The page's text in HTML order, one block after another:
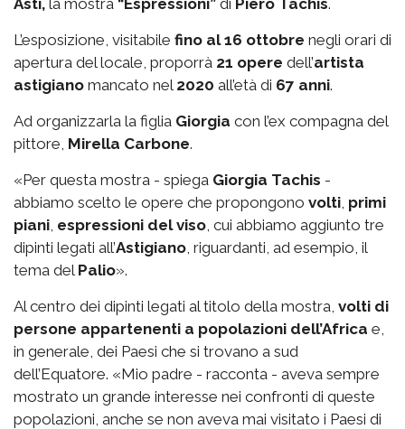
L’esposizione, visitabile fino al 16 ottobre negli orari di
apertura del locale, proporrà 21 opere dell’artista
astigiano mancato nel 2020 all’età di 67 anni.
Ad organizzarla la figlia Giorgia con l’ex compagna del
pittore, Mirella Carbone.
«Per questa mostra - spiega Giorgia Tachis -
abbiamo scelto le opere che propongono volti primi
piani espressioni del viso , cui abbiamo aggiunto tre
dipinti legati all’Astigiano , riguardanti, ad esempio, il
tema del Palio».
Al centro dei dipinti legati al titolo della mostra, volti di
persone appartenenti a popolazioni dell’Africa e,
in generale, dei Paesi che si trovano a sud
dell’Equatore. «Mio padre - racconta - aveva sempre
mostrato un grande interesse nei confronti di queste
popolazioni, anche se non aveva mai visitato i Paesi di